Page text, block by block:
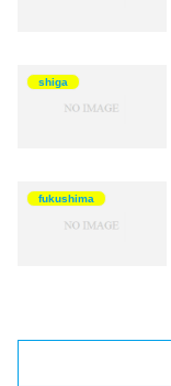
shiga
fukushima